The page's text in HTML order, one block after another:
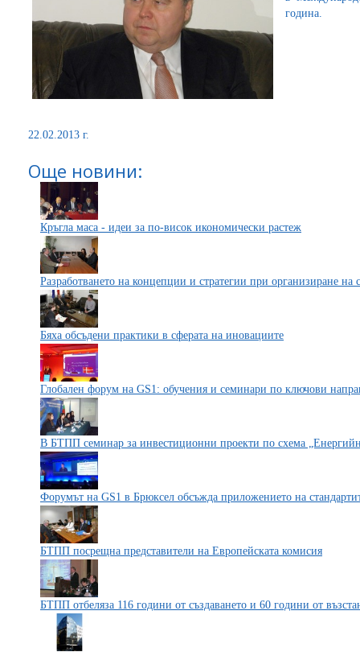
година.
22.02.2013 г.
Още новини:
Кръгла маса - идеи за по-висок икономически растеж
Разработването на концепции и стратегии при организиране на
Бяха обсъдени практики в сферата на иновациите
Глобален форум на GS1: обучения и семинари по ключови
В БТПП семинар за инвестиционни проекти по схема
Форумът на GS1 в Брюксел обсъжда приложението на
БТПП посрещна представители на Европейската комисия
БТПП отбеляза 116 години от създаването и 60 години от